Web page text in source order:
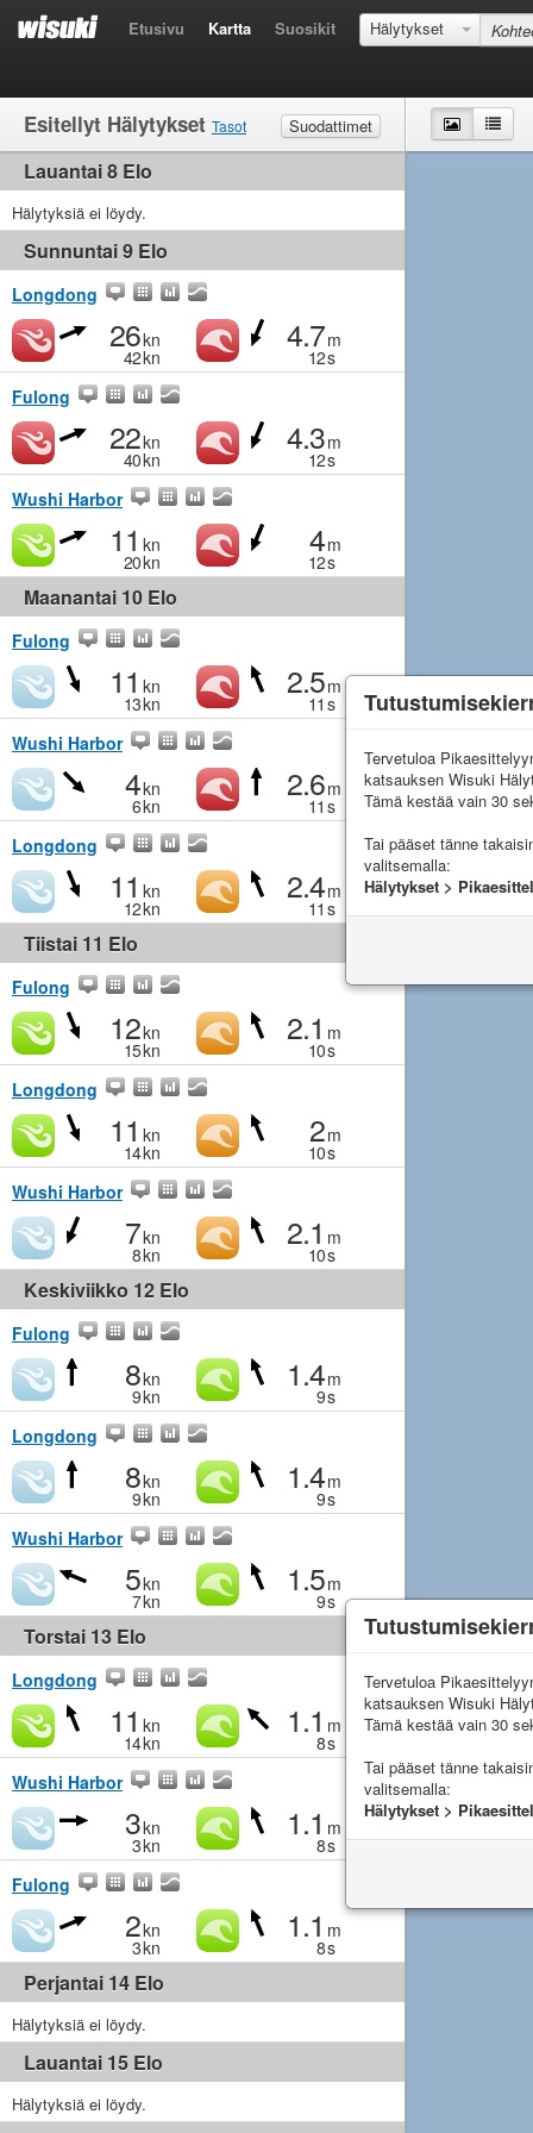
Etusivu Kartta Suosikit Hälytykset
Esitellyt Hälytykset Tasot
Suodattimet
Tuuli
Aallot
Lauantai 8 Elo
Hälytyksiä ei löydy.
Sunnuntai 9 Elo
Longdong
26kn
42kn
4.7m
12s
Fulong
22kn
40kn
4.3m
12s
Wushi Harbor
11 kn
20kn
4m
12s
Maanantai 10 Elo
Fulong
11 kn
13kn
2.5m
11 s
Wushi Harbor
4kn
6kn
2.6m
11 s
Longdong
11 kn
12kn
2.4m
11 s
Tiistai 11 Elo
Fulong
12kn
15kn
2.1 m
10s
Longdong
11 kn
14kn
2m
10s
Wushi Harbor
7kn
8kn
2.1 m
10s
Keskiviikko 12 Elo
Fulong
8kn
9kn
1.4m
9s
Longdong
8kn
9kn
1.4m
9s
Wushi Harbor
5kn
7kn
1.5m
9s
Torstai 13 Elo
Longdong
11 kn
14kn
1.1 m
8s
Wushi Harbor
3kn
3kn
1.1 m
8s
Fulong
2kn
3kn
1.1 m
8s
Perjantai 14 Elo
Hälytyksiä ei löydy.
Lauantai 15 Elo
Hälytyksiä ei löydy.
Kartta
Tervetuloa
katsauksen Wisuki
Tämä kestää vain 30
Tai pääset tänne
valitsemalla:
Hälytykset >
Tervetuloa
katsauksen Wisuki
Tämä kestää vain 30
Tai pääset tänne
valitsemalla:
Hälytykset >